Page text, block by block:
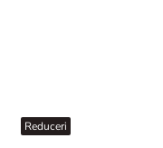
Reduceri